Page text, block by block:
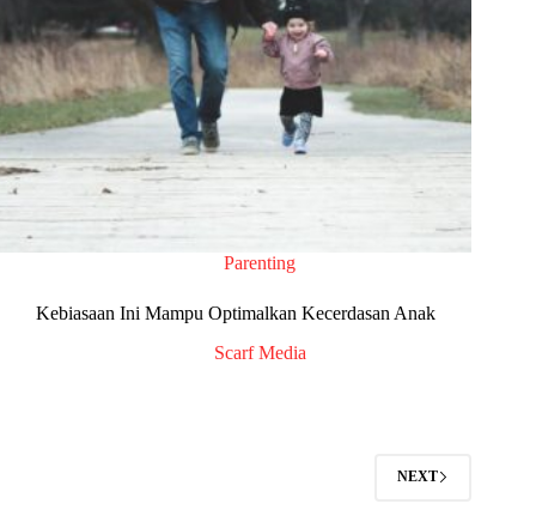
Parenting
Kebiasaan Ini Mampu Optimalkan Kecerdasan Anak
Scarf Media
NEXT